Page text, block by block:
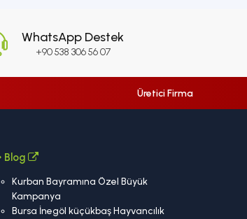
WhatsApp Destek
+90 538 306 56 07
Üretici Firma
Blog
Kurban Bayramına Özel Büyük
Kampanya
Bursa İnegöl küçükbaş Hayvancılık